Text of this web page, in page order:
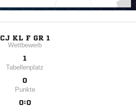
CJ KL F GR 1
Wettbewerb
1
Tabellenplatz
0
Punkte
0:0